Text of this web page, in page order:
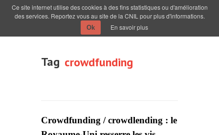
Tag crowdfunding
Crowdfunding / crowdlending : le
Ce site internet utilise des cookies à des fins statistiques ou d'amélioration
des services. Reportez vous au site de la CNIL pour plus d'informations.
Ok En savoir plus